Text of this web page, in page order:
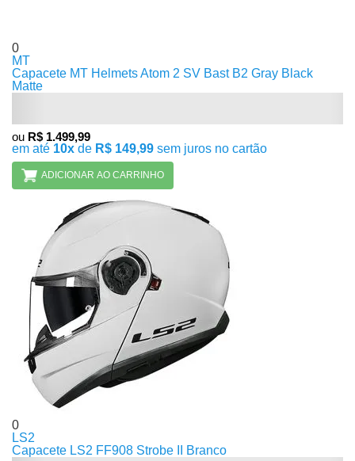
0
MT
Capacete MT Helmets Atom 2 SV Bast B2 Gray Black
Matte
ou R$ 1.499,99
em até 10x de R$ 149,99 sem juros no cartão
ADICIONAR AO CARRINHO
0
LS2
Capacete LS2 FF908 Strobe II Branco